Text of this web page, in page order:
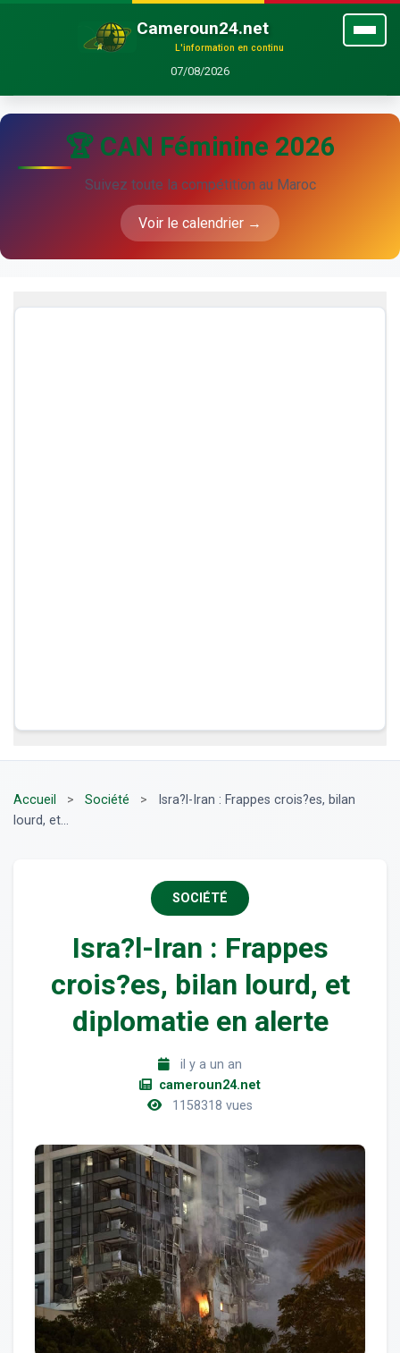
Cameroun24.net
L'information en continu
07/08/2026
🏆 CAN Féminine 2026
Suivez toute la compétition au Maroc
Voir le calendrier →
Accueil > Société >
Isra?l-Iran : Frappes crois?es, bilan
lourd, et...
SOCIÉTÉ
Isra?l-Iran : Frappes
crois?es, bilan lourd, et
diplomatie en alerte
il y a un an
cameroun24.net
1158318 vues